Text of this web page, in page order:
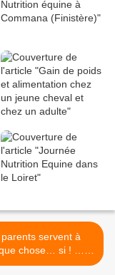
servent à
chose… si ! …
même chez les chevaux ! >